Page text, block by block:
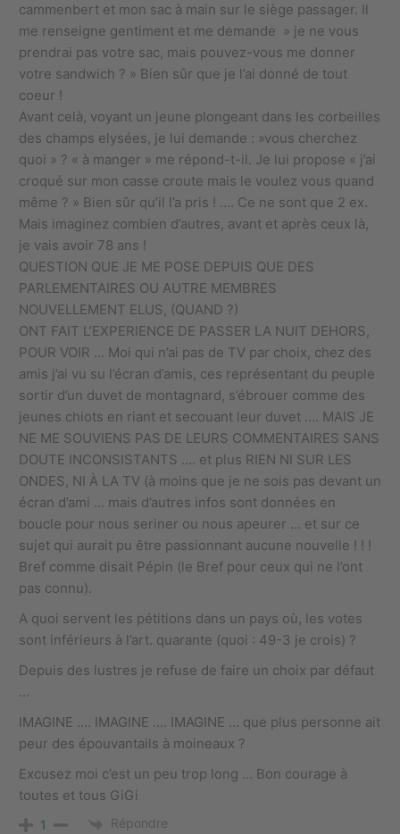
cammenbert et mon sac à main sur le siège passager. Il
me renseigne gentiment et me demande » je ne vous
prendrai pas votre sac, mais pouvez-vous me donner
votre sandwich ? » Bien sûr que je l’ai donné de tout
coeur !
Avant celà, voyant un jeune plongeant dans les corbeilles
des champs elysées, je lui demande : »vous cherchez
quoi » ? « à manger » me répond-t-il. Je lui propose « j’ai
croqué sur mon casse croute mais le voulez vous quand
même ? » Bien sûr qu’il l’a pris ! …. Ce ne sont que 2 ex.
Mais imaginez combien d’autres, avant et après ceux là,
je vais avoir 78 ans !
QUESTION QUE JE ME POSE DEPUIS QUE DES
PARLEMENTAIRES OU AUTRE MEMBRES
NOUVELLEMENT ELUS, (QUAND ?)
ONT FAIT L’EXPERIENCE DE PASSER LA NUIT DEHORS,
POUR VOIR … Moi qui n’ai pas de TV par choix, chez des
amis j’ai vu su l’écran d’amis, ces représentant du peuple
sortir d’un duvet de montagnard, s’ébrouer comme des
jeunes chiots en riant et secouant leur duvet …. MAIS JE
NE ME SOUVIENS PAS DE LEURS COMMENTAIRES SANS
DOUTE INCONSISTANTS …. et plus RIEN NI SUR LES
ONDES, NI À LA TV (à moins que je ne sois pas devant un
écran d’ami … mais d’autres infos sont données en
boucle pour nous seriner ou nous apeurer … et sur ce
sujet qui aurait pu être passionnant aucune nouvelle ! ! !
Bref comme disait Pépin (le Bref pour ceux qui ne l’ont
pas connu).
A quoi servent les pétitions dans un pays où, les votes
sont inférieurs à l’art. quarante (quoi : 49-3 je crois) ?
Depuis des lustres je refuse de faire un choix par défaut
…
IMAGINE …. IMAGINE …. IMAGINE … que plus personne ait
peur des épouvantails à moineaux ?
Excusez moi c’est un peu trop long … Bon courage à
toutes et tous GiGi
1 Répondre